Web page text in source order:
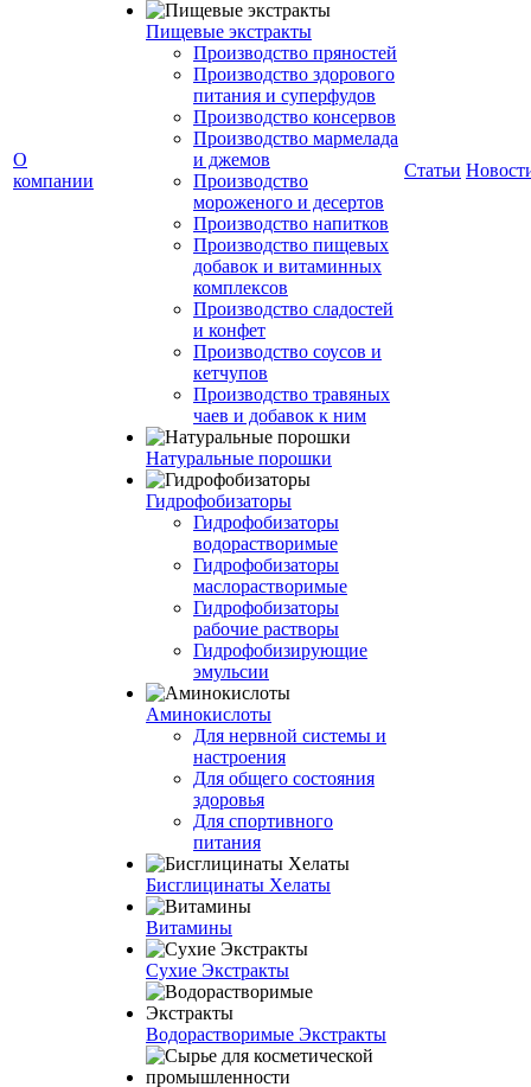
О
компании
Пищевые экстракты
Производство пряностей
Производство здорового
питания и суперфудов
Производство консервов
Производство мармелада
и джемов
Производство
мороженого и десертов
Производство напитков
Производство пищевых
добавок и витаминных
комплексов
Производство сладостей
и конфет
Производство соусов и
кетчупов
Производство травяных
чаев и добавок к ним
Натуральные порошки
Гидрофобизаторы
Гидрофобизаторы
водорастворимые
Гидрофобизаторы
маслорастворимые
Гидрофобизаторы
рабочие растворы
Гидрофобизирующие
эмульсии
Аминокислоты
Для нервной системы и
настроения
Для общего состояния
здоровья
Для спортивного
питания
Бисглицинаты Хелаты
Витамины
Сухие Экстракты
Водорастворимые Экстракты
Статьи